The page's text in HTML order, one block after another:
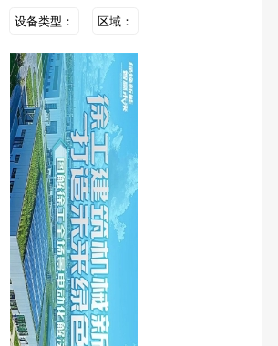
设备类型： 区域：